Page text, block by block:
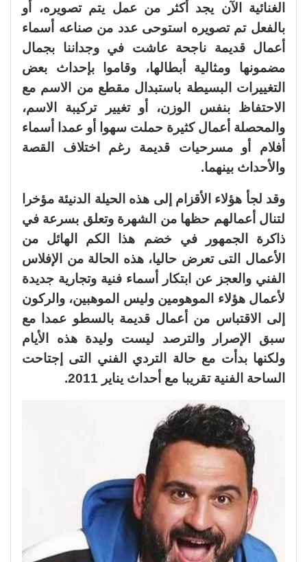
الغنائية الآن يجد أكثر من عمل يتم تصويره، أو
بالفعل تم تصويره استوحى عدد من صناعه أسماء
أعمال قديمة ناجحة عاشت في وجداننا بجمال
مضمونها ومثالية أبطالها، وقاموا بإحداث بعض
التغييرات البسيطة باستبدال مقطع من الاسم مع
الاحتفاظ بنفس الوزن، أو تغيير تركيبة الاسم،
والمحصلة أعمال كثيرة حملت سهوا أو عمدا أسماء
أفلام أو مسرحيات قديمة رغم اختلاف القصة
والأحداث بينهما.
وقد لجأ هؤلاء الأقزام إلى هذه الحيلة الدنيئة مؤخرا
لتنال أعمالهم حظها من الشهرة وتعلق بسرعة في
ذاكرة الجمهور في خضم هذا الكم الهائل من
الأعمال التى تعرض حاليا، هذه الحالة من الإفلاس
الفني والعجز عن ابتكار أسماء فنية وتجارية جديدة
لأعمال هؤلاء الموهومين وليس الموهبين، والركون
إلى الاقتباس من أعمال قديمة بالسطو عمدا مع
سبق الإصرار والترصد ليست وليدة هذه الأيام
ولكنها بدأت مع حالة التردي الفني التى إجتاحت
الساحة الفنية تقريبا مع أحداث يناير 2011.